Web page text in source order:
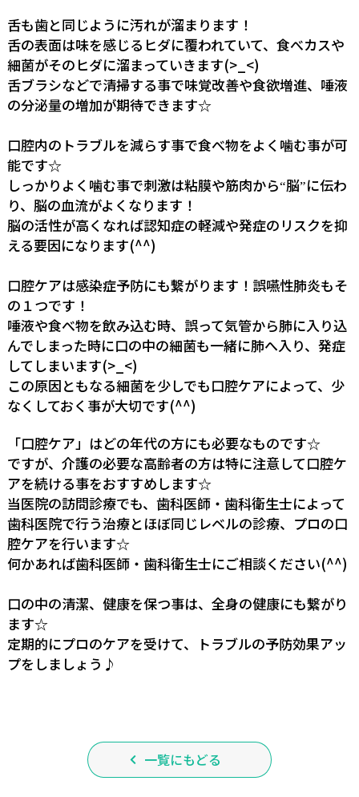
舌も歯と同じように汚れが溜まります！
舌の表面は味を感じるヒダに覆われていて、食べカスや
細菌がそのヒダに溜まっていきます(>_<)
舌ブラシなどで清掃する事で味覚改善や食欲増進、唾液
の分泌量の増加が期待できます☆
口腔内のトラブルを減らす事で食べ物をよく噛む事が可
能です☆
しっかりよく噛む事で刺激は粘膜や筋肉から“脳”に伝わ
り、脳の血流がよくなります！
脳の活性が高くなれば認知症の軽減や発症のリスクを抑
える要因になります(^^)
口腔ケアは感染症予防にも繋がります！誤嚥性肺炎もそ
の１つです！
唾液や食べ物を飲み込む時、誤って気管から肺に入り込
んでしまった時に口の中の細菌も一緒に肺へ入り、発症
してしまいます(>_<)
この原因ともなる細菌を少しでも口腔ケアによって、少
なくしておく事が大切です(^^)
「口腔ケア」はどの年代の方にも必要なものです☆
ですが、介護の必要な高齢者の方は特に注意して口腔ケ
アを続ける事をおすすめします☆
当医院の訪問診療でも、歯科医師・歯科衛生士によって
歯科医院で行う治療とほぼ同じレベルの診療、プロの口
腔ケアを行います☆
何かあれば歯科医師・歯科衛生士にご相談ください(^^)
口の中の清潔、健康を保つ事は、全身の健康にも繋がり
ます☆
定期的にプロのケアを受けて、トラブルの予防効果アッ
プをしましょう♪
一覧にもどる